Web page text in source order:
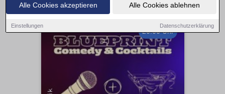
Alle Cookies akzeptieren Alle Cookies ablehnen
Einstellungen Datenschutzerklärung
20:00 Uhr